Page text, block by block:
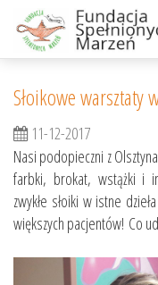
Słoikowe warsztaty
11-12-2017
Nasi podopieczni z
farbki, brokat, wstążki i
zwykłe słoiki w istne
większych pacjentów! Co